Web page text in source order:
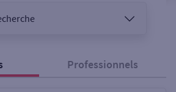
Professionnels